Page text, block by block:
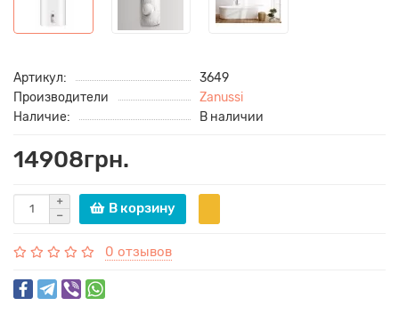
Артикул:
3649
Производители
Zanussi
Наличие:
В наличии
14908грн.
В корзину
0 отзывов